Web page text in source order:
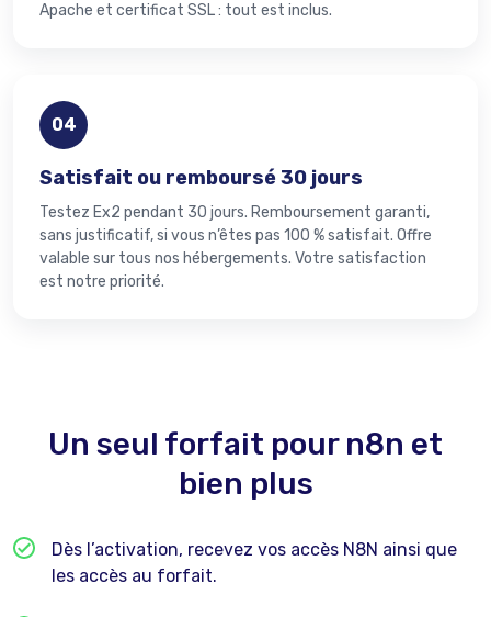
Apache et certificat SSL : tout est inclus.
04
Satisfait ou remboursé 30 jours
Testez Ex2 pendant 30 jours. Remboursement garanti,
sans justificatif, si vous n’êtes pas 100 % satisfait. Offre
valable sur tous nos hébergements. Votre satisfaction
est notre priorité.
Un seul forfait pour n8n et
bien plus
Dès l’activation, recevez vos accès N8N ainsi que
les accès au forfait.